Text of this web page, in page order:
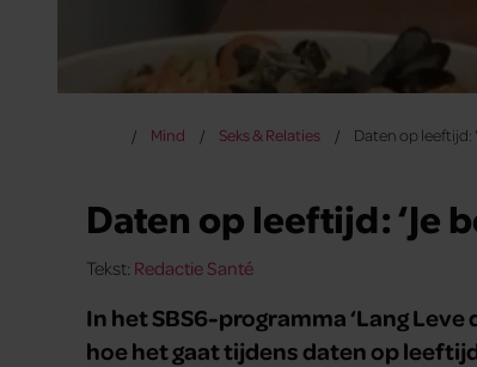
Mind Seks & Relaties Daten op leeftijd:
Daten op leeftijd: ‘Je
Tekst: Redactie Santé
In het SBS6-programma ‘Lang Leve
hoe het gaat tijdens daten op